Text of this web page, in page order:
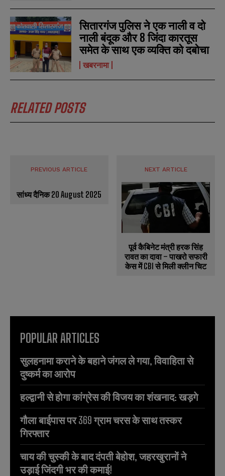
सितारगंज पुलिस ने एक नाली व दो
नाली बंदूक और 8 जिंदा कारतूस
समेत के साथ एक व्यक्ति को दबोचा
खबरनामा
RELATED POSTS
PREVIOUS ARTICLE
सांध्य दैनिक 20 August 2025
NEXT ARTICLE
पूर्व कैबिनेट मंत्री हरक सिंह
रावत का दावा – पाखरो सफारी
केस में CBI से मिली क्लीन चिट
POPULAR ARTICLES
सुलहनामा कराने के बहाने जंगल ले गया, विवाहिता से
दुष्कर्म का आरोप
हल्द्वानी से होगा कांग्रेस की विजय का शंखनाद: खड़गे
गौला बाईपास पर 369 ग्राम चरस के साथ तस्कर
गिरफ्तार
चाय की चुस्की के बाद दंपती बेहोश, जहरखुरानों ने
उड़ाई जिंदगी भर की कमाई!